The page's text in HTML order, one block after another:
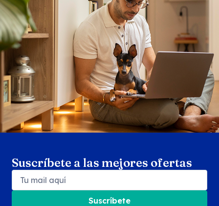
Suscríbete a las mejores ofertas
Suscríbete
Search products